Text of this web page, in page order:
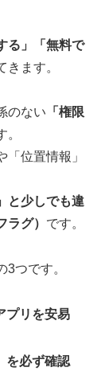
る」「無料で
きます。
のない 「権限
位置情報」
と少しでも違
グ） です。
つです。
プリを安易
を必ず確認